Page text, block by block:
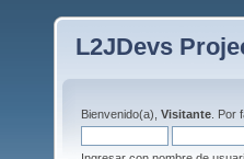
L2JDevs
Bienvenido(a), Visitante . Por